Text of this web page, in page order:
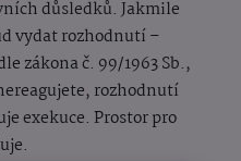
důsledků. Jakmile
vydat rozhodnutí –
zákona č. 99/1963 Sb.,
rozhodnutí
exekuce. Prostor pro